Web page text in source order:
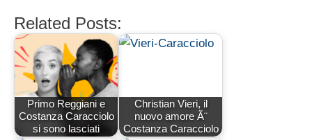
Related Posts:
Primo Reggiani e
Costanza Caracciolo
si sono lasciati
Christian Vieri, il
nuovo amore Ã¨
Costanza Caracciolo